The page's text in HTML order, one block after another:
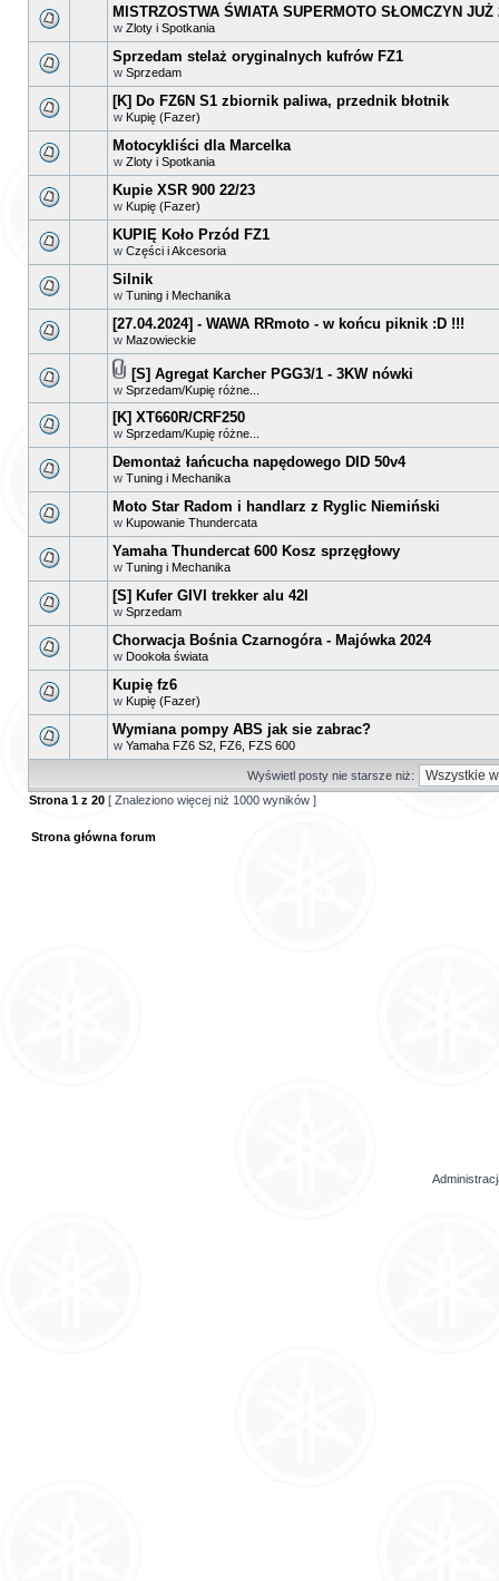
MISTRZOSTWA ŚWIATA SUPERMOTO SŁOMCZYN
w Zloty i Spotkania
Sprzedam stelaż oryginalnych kufrów FZ1
w Sprzedam
[K] Do FZ6N S1 zbiornik paliwa, przednik błotnik
w Kupię (Fazer)
Motocykliści dla Marcelka
w Zloty i Spotkania
Kupie XSR 900 22/23
w Kupię (Fazer)
KUPIĘ Koło Przód FZ1
w Części i Akcesoria
Silnik
w Tuning i Mechanika
[27.04.2024] - WAWA RRmoto - w końcu piknik :D !!!
w Mazowieckie
[S] Agregat Karcher PGG3/1 - 3KW nówki
w Sprzedam/Kupię różne...
[K] XT660R/CRF250
w Sprzedam/Kupię różne...
Demontaż łańcucha napędowego DID 50v4
w Tuning i Mechanika
Moto Star Radom i handlarz z Ryglic Niemiński
w Kupowanie Thundercata
Yamaha Thundercat 600 Kosz sprzęgłowy
w Tuning i Mechanika
[S] Kufer GIVI trekker alu 42l
w Sprzedam
Chorwacja Bośnia Czarnogóra - Majówka 2024
w Dookoła świata
Kupię fz6
w Kupię (Fazer)
Wymiana pompy ABS jak sie zabrac?
w Yamaha FZ6 S2, FZ6, FZS 600
Wyświetl posty nie starsze niż:
Strona 1 z 20 [ Znaleziono więcej niż 1000 wyników ]
Strona główna forum